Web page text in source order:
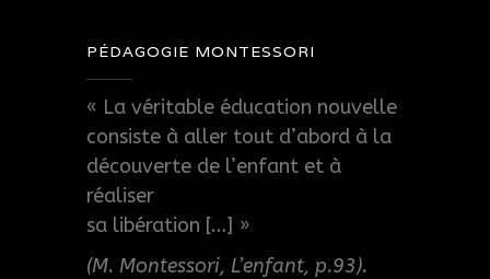
PÉDAGOGIE MONTESSORI
« La véritable éducation nouvelle
consiste à aller tout d’abord à la
découverte de l’enfant et à
réaliser
sa libération […] »
(M. Montessori, L’enfant, p.93).